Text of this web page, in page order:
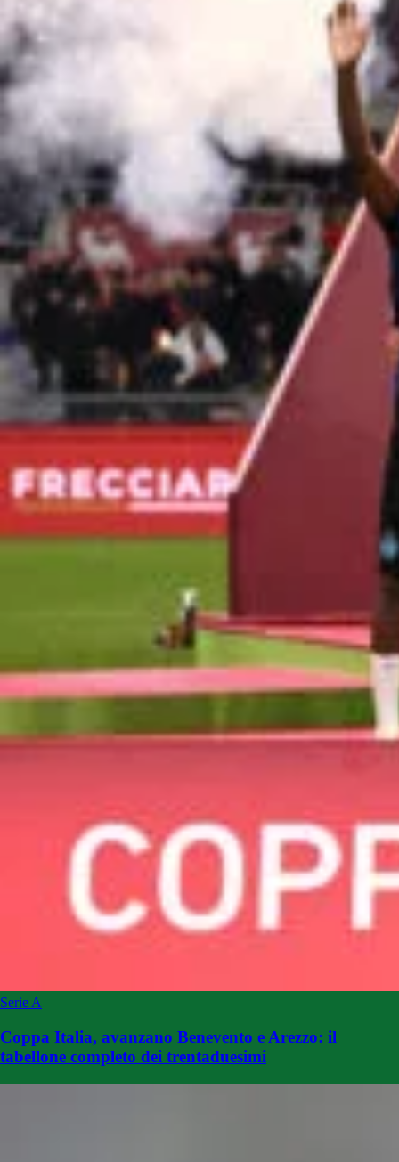
Serie A
Coppa Italia, avanzano Benevento e Arezzo: il
tabellone completo dei trentaduesimi